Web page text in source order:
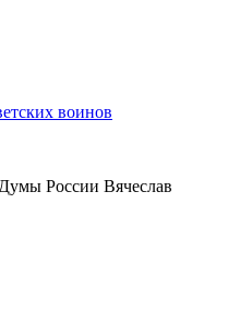
воинов
России Вячеслав